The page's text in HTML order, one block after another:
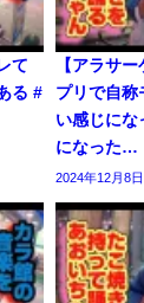
て
る #
【アラサ
プリで自称
い感じにな
になった…
2024年12月8日